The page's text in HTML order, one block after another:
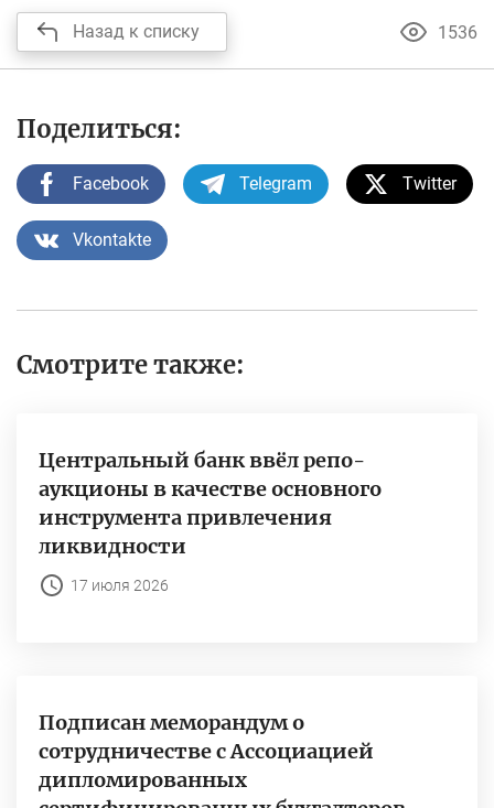
Назад к списку 1536
Поделиться:
Facebook Telegram Twitter
Vkontakte
Смотрите также:
Центральный банк ввёл репо-
аукционы в качестве основного
инструмента привлечения
ликвидности
17 июля 2026
Подписан меморандум о
сотрудничестве с Ассоциацией
дипломированных